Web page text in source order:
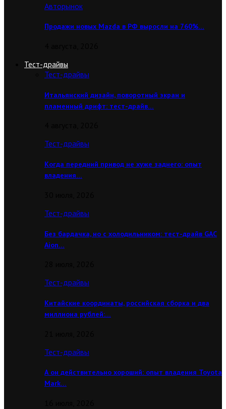
Авторынок
Продажи новых Mazda в РФ выросли на 760%…
Тест-драйвы
Тест-драйвы
Итальянский дизайн, поворотный экран и
пламенный дрифт: тест-драйв…
Тест-драйвы
Когда передний привод не хуже заднего: опыт
владения…
Тест-драйвы
Без бардачка, но с холодильником: тест-драйв GAC
Aion…
Тест-драйвы
Китайские координаты, российская сборка и два
миллиона рублей:…
Тест-драйвы
А он действительно хороший: опыт владения Toyota
Mark…